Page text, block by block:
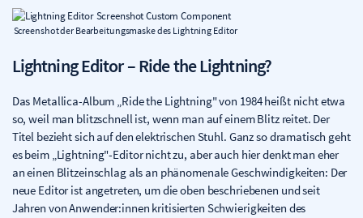
Screenshot der Bearbeitungsmaske des Lightning Editor
Lightning Editor – Ride the Lightning?
Das Metallica-Album „Ride the Lightning" von 1984 heißt nicht etwa
so, weil man blitzschnell ist, wenn man auf einem Blitz reitet. Der
Titel bezieht sich auf den elektrischen Stuhl. Ganz so dramatisch geht
es beim „Lightning"-Editor nicht zu, aber auch hier denkt man eher
an einen Blitzeinschlag als an phänomenale Geschwindigkeiten: Der
neue Editor ist angetreten, um die oben beschriebenen und seit
Jahren von Anwender:innen kritisierten Schwierigkeiten des